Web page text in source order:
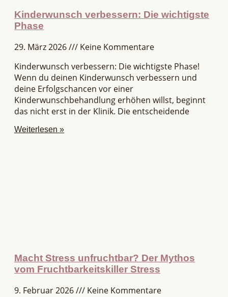
Kinderwunsch verbessern: Die wichtigste
Phase
29. März 2026
Keine Kommentare
Kinderwunsch verbessern: Die wichtigste Phase!
Wenn du deinen Kinderwunsch verbessern und
deine Erfolgschancen vor einer
Kinderwunschbehandlung erhöhen willst, beginnt
das nicht erst in der Klinik. Die entscheidende
Weiterlesen »
Macht Stress unfruchtbar? Der Mythos
vom Fruchtbarkeitskiller Stress
9. Februar 2026
Keine Kommentare